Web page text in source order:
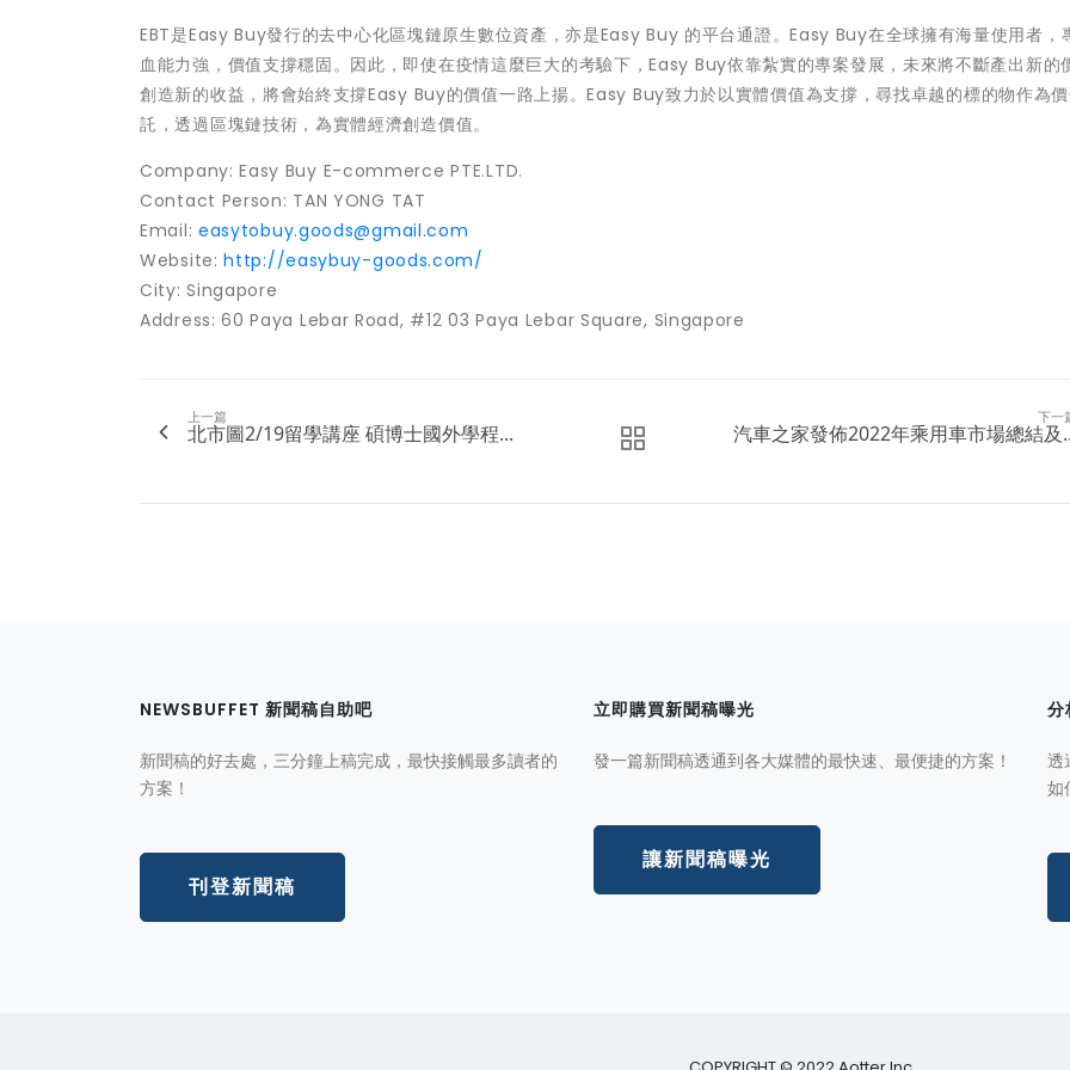
EBT是Easy Buy發行的去中心化區塊鏈原生數位資產，亦是Easy Buy 的平台通證。Easy Buy在全球擁有海量使用者，
血能力強，價值支撐穩固。因此，即使在疫情這麼巨大的考驗下，Easy Buy依靠紮實的專案發展，未來將不斷產出新的
創造新的收益，將會始終支撐Easy Buy的價值一路上揚。Easy Buy致力於以實體價值為支撐，尋找卓越的標的物作為
託，透過區塊鏈技術，為實體經濟創造價值。
Company: Easy Buy E-commerce PTE.LTD.
Contact Person: TAN YONG TAT
Email: easytobuy.goods@gmail.com
Website:http://easybuy-goods.com/
City:Singapore
Address: 60 Paya Lebar Road, #12 03 Paya Lebar Square, Singapore
上一篇
北市圖2/19留學講座 碩博士國外學程...
下一
汽車之家發佈2022年乘用車市場總結及
NEWSBUFFET 新聞稿自助吧
新聞稿的好去處，三分鐘上稿完成，最快接觸最多讀者的
方案！
刊登新聞稿
立即購買新聞稿曝光
發一篇新聞稿透通到各大媒體的最快速、最便捷的方案！
讓新聞稿曝光
分
透
如